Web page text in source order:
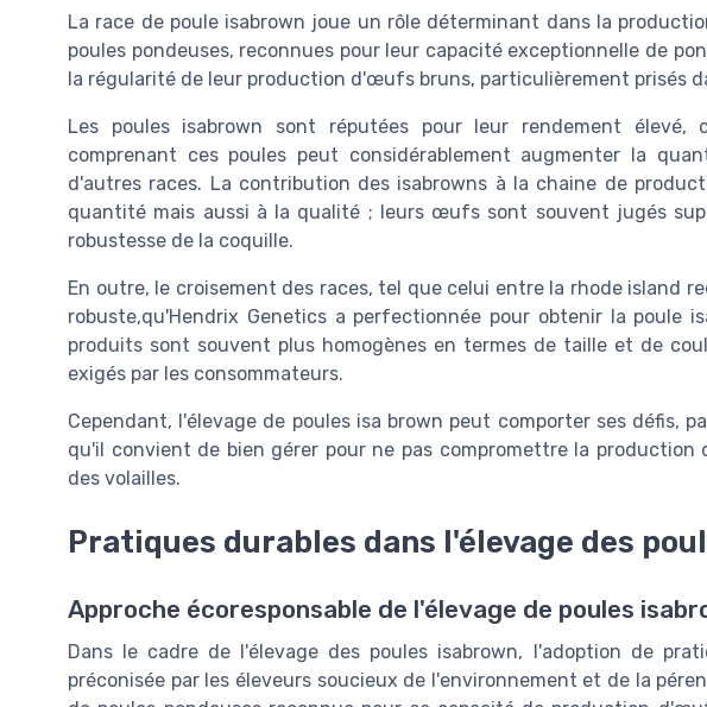
La race de poule isabrown joue un rôle déterminant dans la
poules pondeuses, reconnues pour leur capacité exceptionnelle de
la régularité de leur production d'œufs bruns, particulièrement prisés
Les poules isabrown sont réputées pour leur rendement
comprenant ces poules peut considérablement augmenter la
d'autres races. La contribution des isabrowns à la chaine de
quantité mais aussi à la qualité ; leurs œufs sont souvent jugés
robustesse de la coquille.
En outre, le croisement des races, tel que celui entre la rhode island
robuste,qu'Hendrix Genetics a perfectionnée pour obtenir la poule
produits sont souvent plus homogènes en termes de taille et de
exigés par les consommateurs.
Cependant, l'élevage de poules isa brown peut comporter ses défis,
qu'il convient de bien gérer pour ne pas compromettre la
des volailles.
Pratiques durables dans l'élevage des
Approche écoresponsable de l'élevage de poules
Dans le cadre de l'élevage des poules isabrown, l'adoption de
préconisée par les éleveurs soucieux de l'environnement et de la